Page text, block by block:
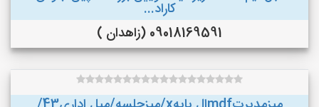
کاراد...
09018169591 (زاهدان )